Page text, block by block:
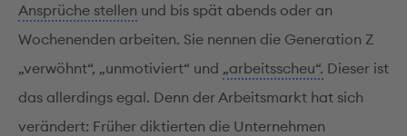
Ansprüche stellen und bis spät abends oder an
Wochenenden arbeiten. Sie nennen die Generation Z
„verwöhnt“, „unmotiviert“ und „arbeitsscheu“. Dieser ist
das allerdings egal. Denn der Arbeitsmarkt hat sich
verändert: Früher diktierten die Unternehmen